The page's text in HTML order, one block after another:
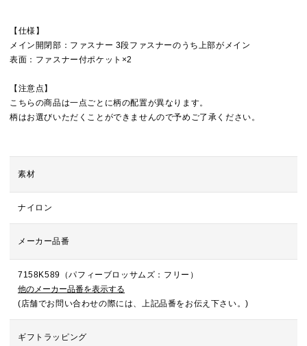
【仕様】
メイン開閉部：ファスナー 3段ファスナーのうち上部がメイン
表面：ファスナー付ポケット×2
【注意点】
こちらの商品は一点ごとに柄の配置が異なります。
柄はお選びいただくことができませんので予めご了承ください。
素材
ナイロン
メーカー品番
7158K589（パフィーブロッサムズ：フリー）
他のメーカー品番を表示する
(店舗でお問い合わせの際には、上記品番をお伝え下さい。)
ギフトラッピング